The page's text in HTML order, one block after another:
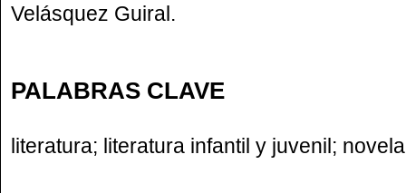
Velásquez Guiral.
PALABRAS CLAVE
literatura; literatura infantil y juvenil; novela